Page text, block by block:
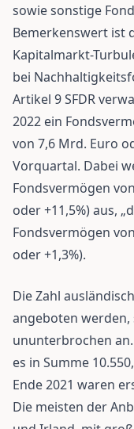
sowie sonstige
Bemerkenswert ist
Kapitalmarkt-
bei
Artikel 9 SFDR
2022 ein
von 7,6 Mrd. Euro
Vorquartal. Dabei
Fondsvermögen
oder +11,5%) aus,
Fondsvermögen
oder +1,3%).
Die Zahl
angeboten
ununterbrochen
es in Summe
Ende 2021 waren
Die meisten der